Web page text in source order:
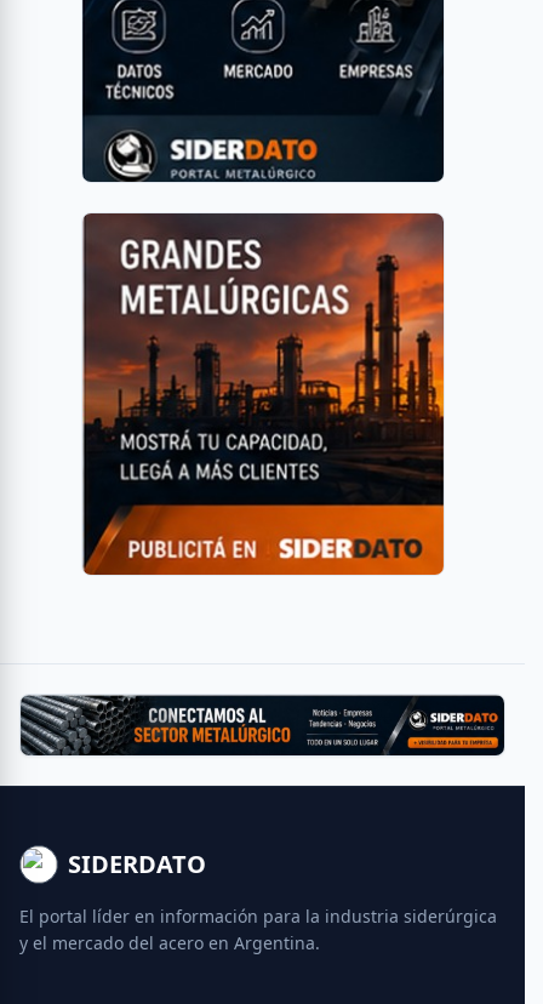
SIDERDATO
El portal líder en información para la industria siderúrgica
y el mercado del acero en Argentina.